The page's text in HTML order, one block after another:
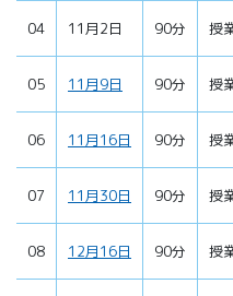
04 11月2日 90分 授
05 11月9日 90分 授
06 11月16日 90分 授
07 11月30日 90分 授
08 12月16日 90分 授